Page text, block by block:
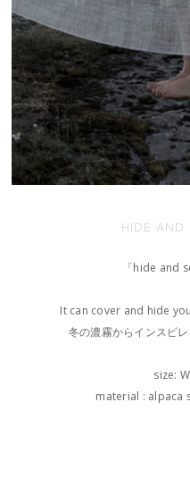
HIDE AND
「hide and
It can cover and hide
冬の濃霧からインスピ
size:
material : alpaca